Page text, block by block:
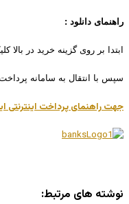
راهنمای دانلود :
ابتدا بر روی گزینه خرید در
سپس با انتقال به سامانه
جهت راهنمای پرداخت اینترنتی
نوشته های مرتبط: